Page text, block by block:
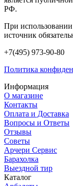
РФ.
При использовании
источник
+7(495) 973-90-80
Политика
Информация
О магазине
Контакты
Оплата и Доставка
Вопросы и Ответы
Отзывы
Советы
Арчери Сервис
Барахолка
Выездной тир
Каталог